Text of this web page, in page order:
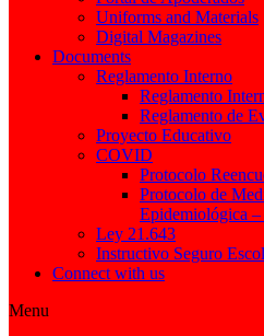
Uniforms and Materials
Digital Magazines
Documents
Reglamento Interno
Reglamento
Reglamento de
Proyecto Educativo
COVID
Protocolo
Protocolo de
Epidemiológica
Ley 21.643
Instructivo Seguro
Connect with us
Menu